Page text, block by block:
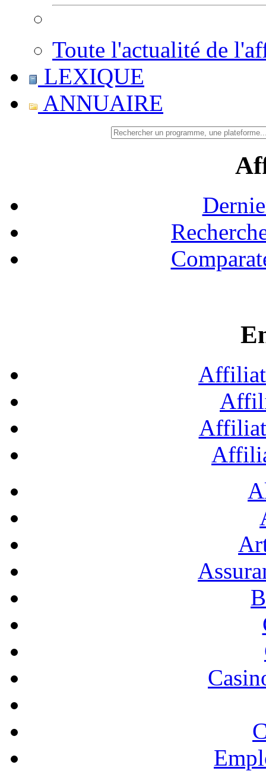
Toute l'actualité de
LEXIQUE
ANNUAIRE